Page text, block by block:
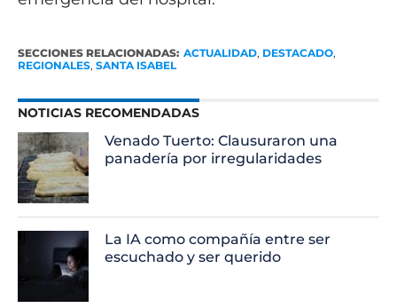
SECCIONES RELACIONADAS: ACTUALIDAD, DESTACADO,
REGIONALES, SANTA ISABEL
NOTICIAS RECOMENDADAS
Venado Tuerto: Clausuraron una
panadería por irregularidades
La IA como compañía entre ser
escuchado y ser querido